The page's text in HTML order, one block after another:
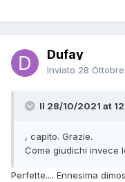
Dufay
Inviato 28
Il 28/10/2021 at
, capito. Grazie.
Come giudichi invece
Perfette.... Ennesima